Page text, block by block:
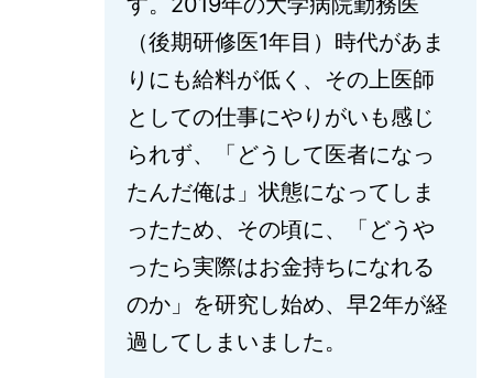
（後期研修医1年目）時代があま
りにも給料が低く、その上医師
としての仕事にやりがいも感じ
られず、「どうして医者になっ
たんだ俺は」状態になってしま
ったため、その頃に、「どうや
ったら実際はお金持ちになれる
のか」を研究し始め、早2年が経
過してしまいました。